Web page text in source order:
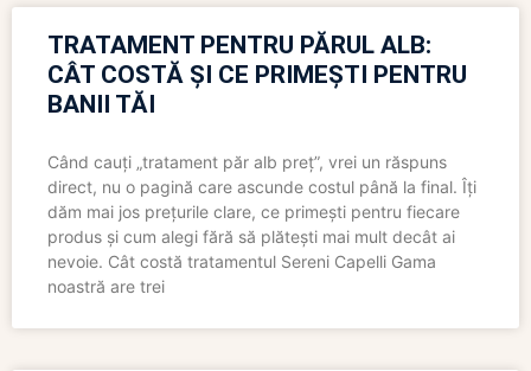
TRATAMENT PENTRU PĂRUL ALB:
CÂT COSTĂ ȘI CE PRIMEȘTI PENTRU
BANII TĂI
Când cauți „tratament păr alb preț”, vrei un răspuns
direct, nu o pagină care ascunde costul până la final. Îți
dăm mai jos prețurile clare, ce primești pentru fiecare
produs și cum alegi fără să plătești mai mult decât ai
nevoie. Cât costă tratamentul Sereni Capelli Gama
noastră are trei